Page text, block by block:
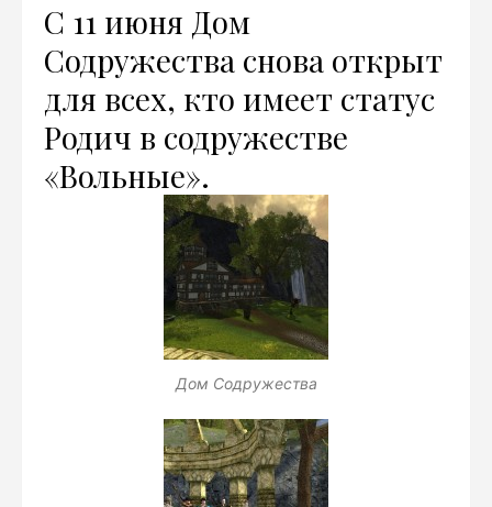
С 11 июня Дом
Содружества снова открыт
для всех, кто имеет статус
Родич в содружестве
«Вольные».
Дом Содружества